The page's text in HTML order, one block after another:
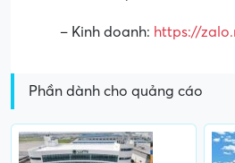
– Kinh doanh: https://
Phần dành cho quảng cáo